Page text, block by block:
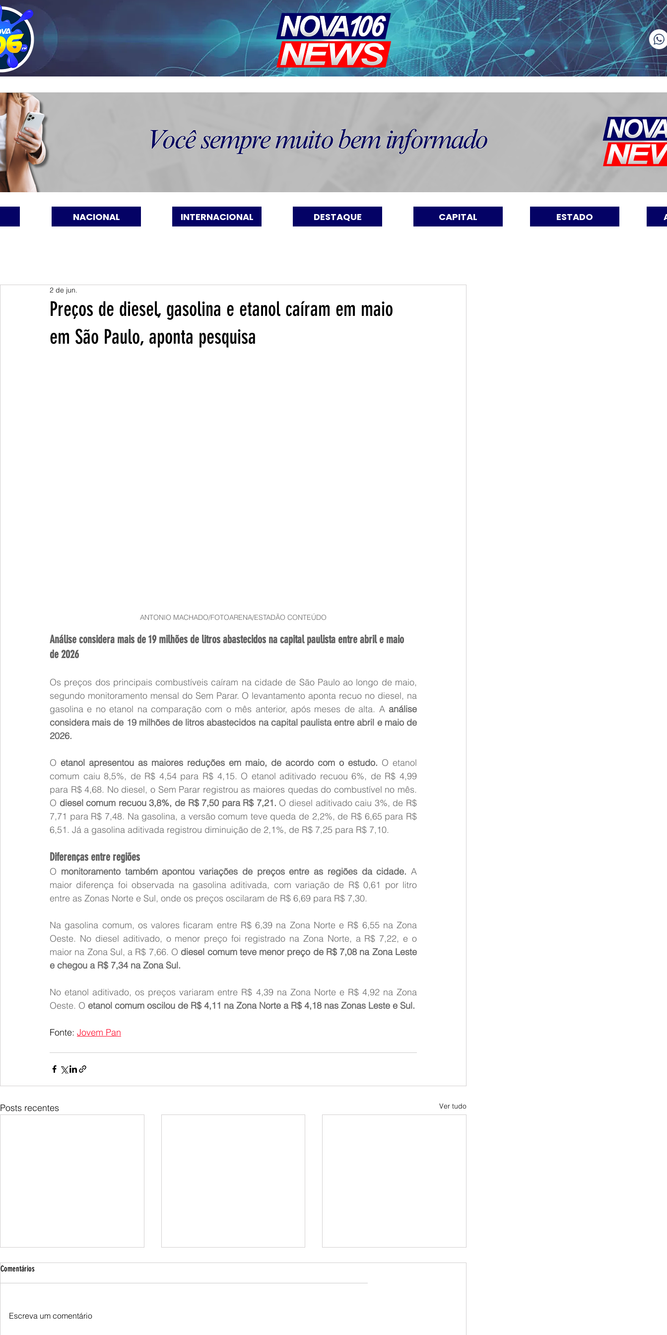
NACIONAL INTERNACIONAL DESTAQUE CAPITAL ESTADO
Preços de diesel, gasolina e etanol caíram em maio
em São Paulo, aponta pesquisa
2 de jun.
ANTONIO MACHADO/FOTOARENA/ESTADÃO CONTEÚDO
Análise considera mais de 19 milhões de litros abastecidos na capital paulista entre abril e maio
de 2026
Os preços dos principais combustíveis caíram na cidade de São Paulo ao longo de maio,
segundo monitoramento mensal do Sem Parar. O levantamento aponta recuo no diesel, na
gasolina e no etanol na comparação com o mês anterior, após meses de alta. A análise
considera mais de 19 milhões de litros abastecidos na capital paulista entre abril e maio de
2026.
O etanol apresentou as maiores reduções em maio, de acordo com o estudo. O etanol
comum caiu 8,5%, de R$ 4,54 para R$ 4,15. O etanol aditivado recuou 6%, de R$ 4,99
para R$ 4,68. No diesel, o Sem Parar registrou as maiores quedas do combustível no mês.
O diesel comum recuou 3,8%, de R$ 7,50 para R$ 7,21. O diesel aditivado caiu 3%, de R$
7,71 para R$ 7,48. Na gasolina, a versão comum teve queda de 2,2%, de R$ 6,65 para R$
6,51. Já a gasolina aditivada registrou diminuição de 2,1%, de R$ 7,25 para R$ 7,10.
Diferenças entre regiões
O monitoramento também apontou variações de preços entre as regiões da cidade. A
maior diferença foi observada na gasolina aditivada, com variação de R$ 0,61 por litro
entre as Zonas Norte e Sul, onde os preços oscilaram de R$ 6,69 para R$ 7,30.
Na gasolina comum, os valores ficaram entre R$ 6,39 na Zona Norte e R$ 6,55 na Zona
Oeste. No diesel aditivado, o menor preço foi registrado na Zona Norte, a R$ 7,22, e o
maior na Zona Sul, a R$ 7,66. O diesel comum teve menor preço de R$ 7,08 na Zona Leste
e chegou a R$ 7,34 na Zona Sul.
No etanol aditivado, os preços variaram entre R$ 4,39 na Zona Norte e R$ 4,92 na Zona
Oeste. O etanol comum oscilou de R$ 4,11 na Zona Norte a R$ 4,18 nas Zonas Leste e Sul.
Fonte: Jovem Pan
Posts recentes Ver tudo
Comentários
Escreva um comentário